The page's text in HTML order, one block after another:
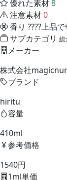
優れた素材8
注意素材0
香り ????上品
サブカテゴリ 総
メーカー
株式会社
ブランド
hiritu
容量
410ml
参考価格
1540円
1ml単価